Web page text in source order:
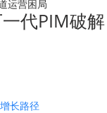
代PIM破解